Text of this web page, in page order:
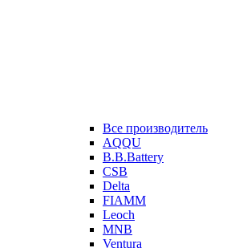
Все производитель
AQQU
B.B.Battery
CSB
Delta
FIAMM
Leoch
MNB
Ventura